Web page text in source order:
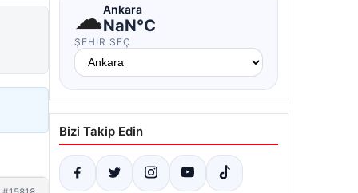
☁Ankara
NaN°C
ŞEHIR SEÇ
Bizi Takip Edin